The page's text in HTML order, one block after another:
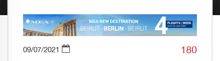
180
09/07/2021